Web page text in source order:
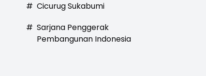
# Cicurug Sukabumi
# Sarjana Penggerak
Pembangunan Indonesia